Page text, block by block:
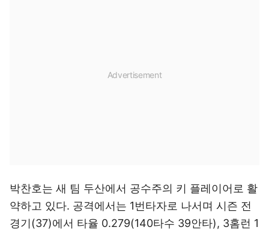
박찬호는 새 팀 두산에서 공수주의 키 플레이어로 활
약하고 있다. 공격에서는 1번타자로 나서며 시즌 전
경기(37)에서 타율 0.279(140타수 39안타), 3홈런 1